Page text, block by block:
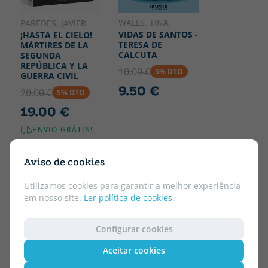
Aviso de cookies
Utilizamos cookies para garantir a melhor experiência
em nosso site. Ler política de cookies.
Configurar cookies
Aceitar cookies
PAREDES, JAVIER
¡HASTA EL CIELO!
MÁRTIRES DE LA
SEGUNDA
REPÚBLICA Y LA
GUERRA CIVIL
20.00 € 5% DTO
19.00 €
ENVIO GRÁTIS!
WALLS, TINA
VIDAS DE SANTOS -
TERESA DE
CALCUTA
10.00 € 5% DTO
9.50 €